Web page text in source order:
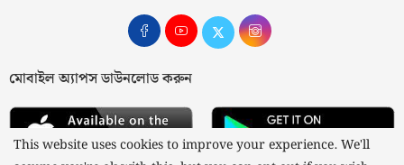
মোবাইল অ্যাপস ডাউনলোড করুন
This website uses cookies to improve your experience. We'll